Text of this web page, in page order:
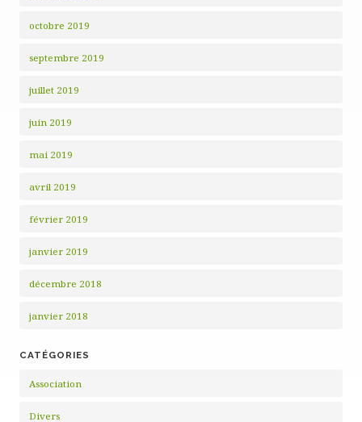
octobre 2019
septembre 2019
juillet 2019
juin 2019
mai 2019
avril 2019
février 2019
janvier 2019
décembre 2018
janvier 2018
CATÉGORIES
Association
Divers